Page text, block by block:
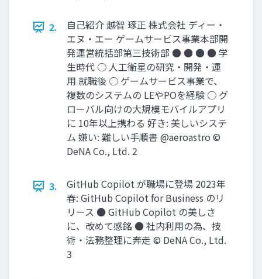
2.
自己紹介 越智 琢正 株式会社 ディー・
エヌ・エー ゲームサービス事業本部開
発運営統括部第三技術部 ● ● ● ● 学
生時代 ○ 人工衛星の研究・開発・運
用 就職後 ○ ゲームサービス事業で、
複数のシステムの LEやPOを経験 ○ グ
ローバル向けの大規模モバイルアプリ
に 10年以上携わる 好き: 美しいシステ
ム 嫌い: 難しい手順書 @aeroastro ©
DeNA Co., Ltd. 2
3.
GitHub Copilot が職場に登場 2023年
春: GitHub Copilot for Business のリ
リース ● GitHub Copilot の美しさ
に、改めて感銘 ● 社内利用の為、技
術・法務整理に奔走 © DeNA Co., Ltd.
3